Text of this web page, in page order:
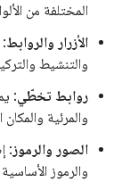
المختلفة من
الأزرار والروابط:
والتنشيط
روابط تخطّي:
والمرئية
الصور والرموز:
والرموز الأساسية